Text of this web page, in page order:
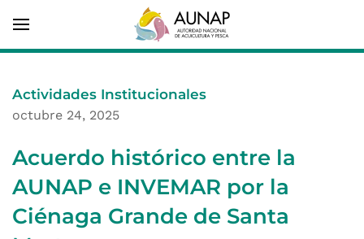
Actividades Institucionales
octubre 24, 2025
Acuerdo histórico entre la
AUNAP e INVEMAR por la
Ciénaga Grande de Santa